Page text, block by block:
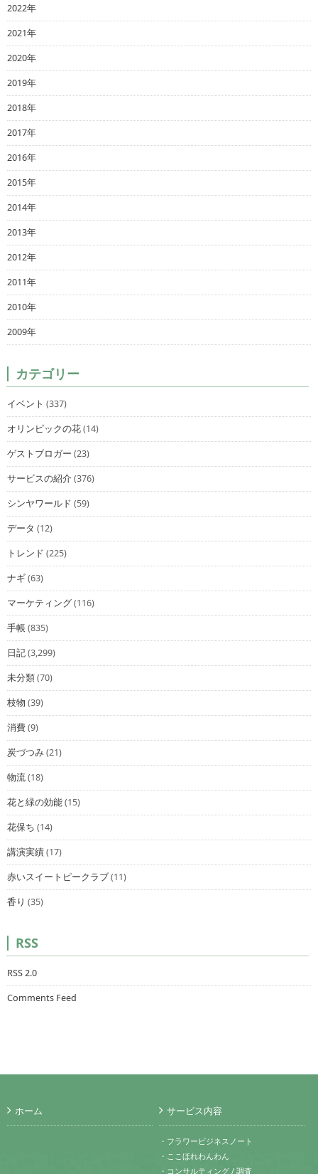
2022年
2021年
2020年
2019年
2018年
2017年
2016年
2015年
2014年
2013年
2012年
2011年
2010年
2009年
カテゴリー
イベント (337)
オリンピックの花(14)
ゲストブロガー (23)
サービスの紹介(376)
シンヤワールド (59)
データ (12)
トレンド (225)
ナギ(63)
マーケティング(116)
手帳(835)
日記(3,299)
未分類(70)
枝物 (39)
消費(9)
炭づつみ(21)
物流(18)
花と緑の効能(15)
花保ち (14)
講演実績(17)
赤いスイートピークラブ(11)
香り (35)
RSS
RSS 2.0
Comments Feed
ホーム サービス内容
・フラワービジネスノート
・ここほれわんわん
・コンサルティング / 調査